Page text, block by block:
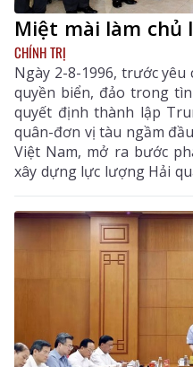
Miệt mài làm chủ
CHÍNH TRỊ
Ngày 2-8-1996, trước yêu
quyền biển, đảo trong
quyết định thành lập
quân-đơn vị tàu ngầm
Việt Nam, mở ra bước
xây dựng lực lượng Hải